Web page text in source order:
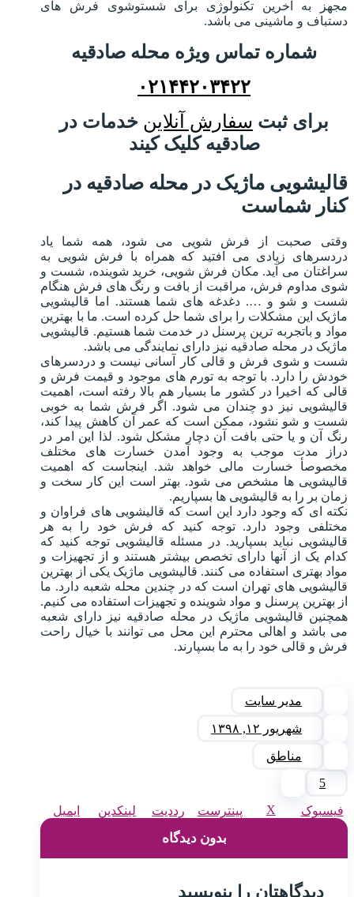
مجهز به آخرین تکنولوژی برای شستوشوی فرش های
دستباف و ماشینی می باشد.
شماره تماس ویژه محله صادقیه
۰۲۱۴۴۲۰۳۴۲۲
برای ثبت سفارش آنلاین خدمات در
صادقیه کلیک کیند
قالیشویی ماژیک در محله صادقیه در
کنار شماست
وقتی صحبت از فرش شویی می شود، همه شما یاد
دردسرهای زیادی می افتید که همراه با فرش شویی به
سراغتان می آید. مکان فرش شویی، خرید شوینده، شست و
شوی مداوم فرش، مراقبت از بافت و رنگ های فرش هنگام
شست و شو و …. دغدغه های شما هستند. اما قالیشویی
ماژیک این مشکلات را برای شما حل کرده است. ما با بهترین
مواد و باتجربه ترین پرسنل در خدمت شما هستیم. قالیشویی
ماژیک در محله صادقیه نیز دارای نمایندگی می باشد.
شست و شوی فرش و قالی کار آسانی نیست و دردسرهای
خودش را دارد. با توجه به تورم های موجود و قیمت فرش و
قالی که اخیرا در کشور ما بسیار هم بالا رفته است، اهمیت
قالیشویی نیز دو چندان می شود. اگر فرش شما به خوبی
شست و شو نشود، ممکن است که عمر آن کاهش پیدا کند،
رنگ آن و یا حتی بافت آن دچار مشکل شود. لذا این امر در
دراز مدت موجب به وجود آمدن خسارت های مختلف
مخصوصأ خسارت مالی خواهد شد. اینجاست که اهمیت
قالیشویی ها مشخص می شود. بهتر است این کار سخت و
زمان بر را به قالیشویی ها بسپاریم.
نکته ای که وجود دارد این است که قالیشویی های فراوان و
مختلفی وجود دارد. توجه کنید که فرش خود را به هر
قالیشویی نباید بسپارید. در مسئله قالیشویی توجه کنید که
کدام یک از آنها دارای تخصص بیشتر هستند و از تجهیزات و
مواد بهتری استفاده می کنند. قالیشویی ماژیک یکی از بهترین
قالیشویی های تهران است که در چندین محله شعبه دارد. ما
از بهترین پرسنل و مواد شوینده و تجهیزات استفاده می کنیم.
همچنین قالیشویی ماژیک در محله صادقیه نیز دارای شعبه
می باشد و اهالی محترم این محل می توانند با خیال راحت
فرش و قالی خود را به ما بسپارند.
مدیر سایت
شهریور ۱۲, ۱۳۹۸
مناطق
5
فیسبوک X پینترست رددیت لینکدین ایمیل
بدون دیدگاه
دیدگاهتان را بنویسید